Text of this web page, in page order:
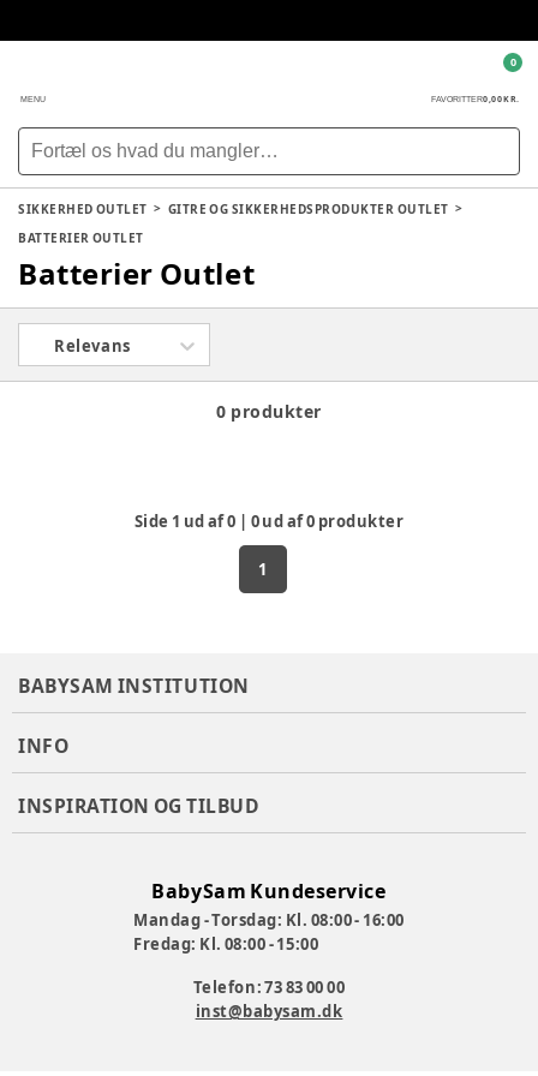
MENU FAVORITTER0,00 KR.
0
SIKKERHED OUTLET
GITRE OG SIKKERHEDSPRODUKTER OUTLET
BATTERIER OUTLET
Batterier Outlet
Relevans
0 produkter
Side 1 ud af0 0ud af0 produkter
1
BABYSAM INSTITUTION
INFO
INSPIRATION OG TILBUD
BabySam Kundeservice
Mandag - Torsdag: Kl. 08:00 - 16:00
Fredag: Kl. 08:00 - 15:00
Telefon: 73 83 00 00
inst@babysam.dk